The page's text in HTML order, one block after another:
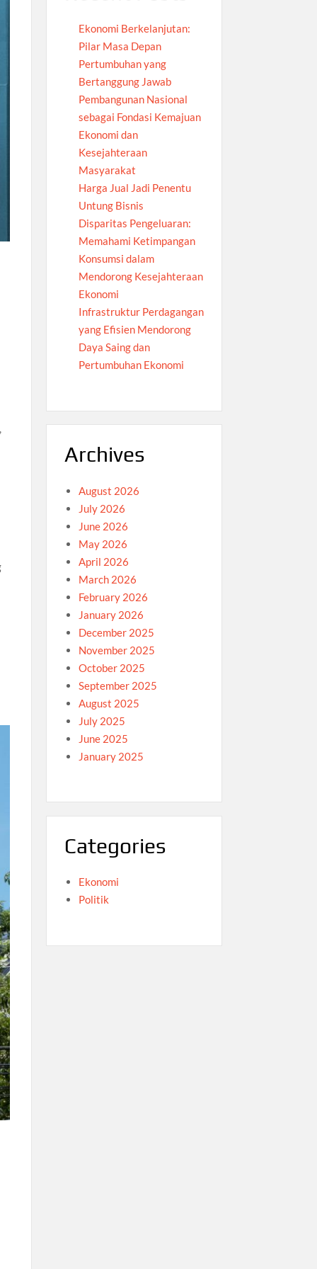
Ekonomi Berkelanjutan:
Pilar Masa Depan
Pertumbuhan yang
Bertanggung Jawab
Pembangunan Nasional
sebagai Fondasi Kemajuan
Ekonomi dan
Kesejahteraan
Masyarakat
Harga Jual Jadi Penentu
Untung Bisnis
Disparitas Pengeluaran:
Memahami Ketimpangan
Konsumsi dalam
Mendorong Kesejahteraan
Ekonomi
Infrastruktur Perdagangan
yang Efisien Mendorong
Daya Saing dan
Pertumbuhan Ekonomi
Archives
August 2026
July 2026
June 2026
May 2026
April 2026
March 2026
February 2026
January 2026
December 2025
November 2025
October 2025
September 2025
August 2025
July 2025
June 2025
January 2025
Categories
Ekonomi
Politik